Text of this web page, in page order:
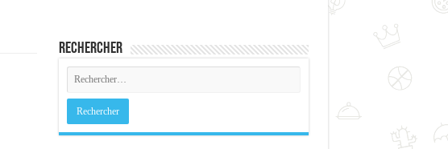
Rechercher